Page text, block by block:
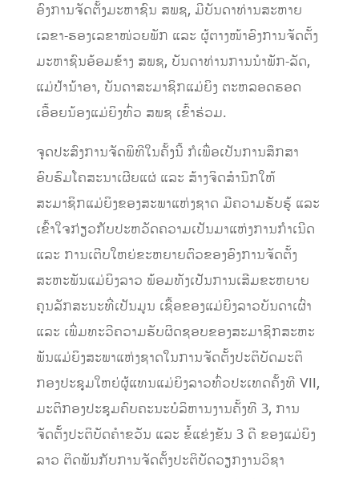
ອົງການຈັດຕັ້ງມະຫາຊົນ ສພຊ, ມີບັນດາທ່ານສະຫາຍ
ເລຂາ-ຮອງເລຂາໜ່ວຍພັກ ແລະ ຜູ້ຕາງໜ້າອົງການຈັດຕັ້ງ
ມະຫາຊົນອ້ອມຂ້າງ ສພຊ, ບັນດາທ່ານການນໍາພັກ-ລັດ,
ແມ່ປ້ານ້າອາ, ບັນດາສະມາຊິກແມ່ຍິງ ຕະຫລອດຮອດ
ເອື້ອຍນ້ອງແມ່ຍິງທົ່ວ ສພຊ ເຂົ້າຮ່ວມ.
ຈຸດປະສົງການຈັດພິທີໃນຄັ້ງນີ້ ກໍເພື່ອເປັນການສຶກສາ
ອົບຮົມໂຄສະນາເຜີຍແຜ່ ແລະ ສ້າງຈິດສໍານຶກໃຫ້
ສະມາຊິກແມ່ຍິງຂອງສະພາແຫ່ງຊາດ ມີຄວາມຮັບຮູ້ ແລະ
ເຂົ້າໃຈກ່ຽວກັບປະຫວັດຄວາມເປັນມາແຫ່ງການກໍາເນີດ
ແລະ ການເຕີບໃຫຍ່ຂະຫຍາຍຕົວຂອງອົງການຈັດຕັ້ງ
ສະຫະພັນແມ່ຍິງລາວ ພ້ອມທັງເປັນການເສີມຂະຫຍາຍ
ຄຸນລັກສະນະທີ່ເປັນມູນ ເຊື້ອຂອງແມ່ຍິງລາວບັນດາເຜົ່າ
ແລະ ເພີ່ມທະວີຄວາມຮັບຜິດຊອບຂອງສະມາຊິກສະຫະ
ພັນແມ່ຍິງສະພາແຫ່ງຊາດໃນການຈັດຕັ້ງປະຕິບັດມະຕິ
ກອງປະຊຸມໃຫຍ່ຜູ້ແທນແມ່ຍິງລາວທົ່ວປະເທດຄັ້ງທີ VII,
ມະຕິກອງປະຊຸມຄົບຄະນະບໍລິຫານງານຄັ້ງທີ 3, ການ
ຈັດຕັ້ງປະຕິບັດຄໍາຂວັນ ແລະ ຂໍ້ແຂ່ງຂັນ 3 ດີ ຂອງແມ່ຍິງ
ລາວ ຕິດພັນກັບການຈັດຕັ້ງປະຕິບັດວຽກງານວິຊາ